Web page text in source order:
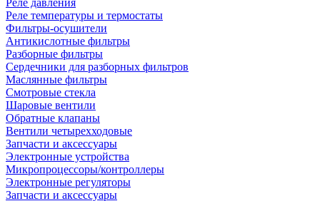
Реле давления
Реле температуры и термостаты
Фильтры-осушители
Антикислотные фильтры
Разборные фильтры
Сердечники для разборных фильтров
Маслянные фильтры
Смотровые стекла
Шаровые вентили
Обратные клапаны
Вентили четырехходовые
Запчасти и аксессуары
Электронные устройства
Микропроцессоры/контроллеры
Электронные регуляторы
Запчасти и аксессуары